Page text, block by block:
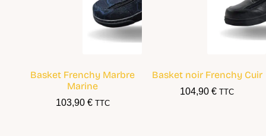
Basket Frenchy Marbre
Marine
103,90 € TTC
Basket noir Frenchy Cuir
104,90€ TTC